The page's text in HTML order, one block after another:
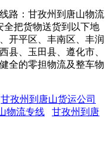
路：甘孜州到唐山物流
全把货物送货到以下地
开平区、丰南区、丰润
县、玉田县、遵化市、
全的零担物流及整车物
甘孜州到唐山货运公司
物流专线
甘孜州到唐